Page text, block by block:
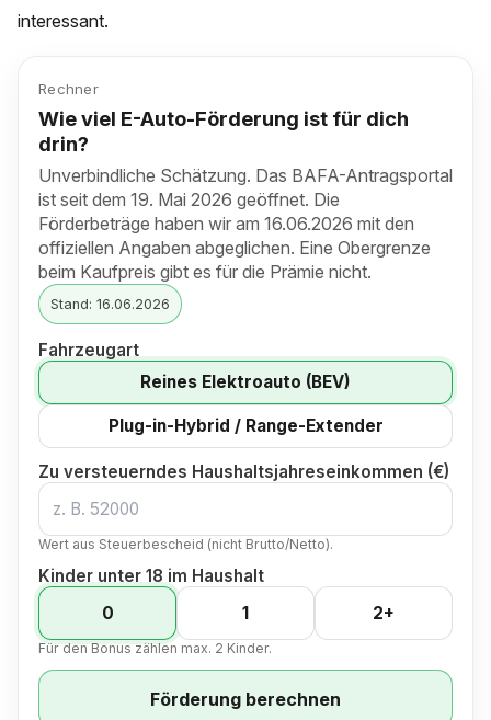
interessant.
Rechner
Wie viel E-Auto-Förderung ist für dich
drin?
Unverbindliche Schätzung. Das BAFA-Antragsportal
ist seit dem 19. Mai 2026 geöffnet. Die
Förderbeträge haben wir am 16.06.2026 mit den
offiziellen Angaben abgeglichen. Eine Obergrenze
beim Kaufpreis gibt es für die Prämie nicht.
Stand: 16.06.2026
Fahrzeugart
Reines Elektroauto (BEV)
Plug-in-Hybrid / Range-Extender
Zu versteuerndes Haushaltsjahreseinkommen (€)
Wert aus Steuerbescheid (nicht Brutto/Netto).
Kinder unter 18 im Haushalt
0
1 2+
Für den Bonus zählen max. 2 Kinder.
Förderung berechnen